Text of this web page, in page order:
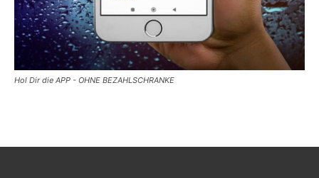
Hol Dir die APP - OHNE BEZAHLSCHRANKE